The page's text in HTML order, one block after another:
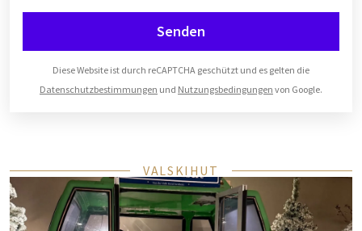
Senden
Diese Website ist durch reCAPTCHA geschützt und es gelten die
Datenschutzbestimmungen und Nutzungsbedingungen von Google.
VALSKIHUT